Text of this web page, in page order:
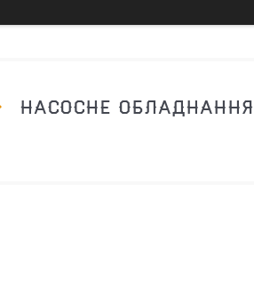
НАСОСНЕ ОБЛАДНАННЯ